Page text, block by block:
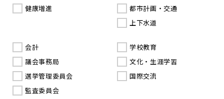
健康増進
都市計画・交通
上下水道
会計
議会事務局
選挙管理委員会
監査委員会
学校教育
文化・生涯学習
国際交流